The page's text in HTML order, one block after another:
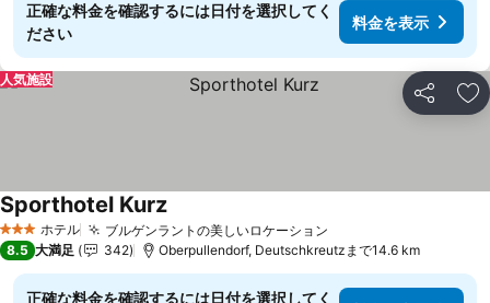
正確な料金を確認するには日付を選択してく
ださい
料金を表示
シェア お
人気施設
3 ホテルのランク
ホテル ブルゲンラントの美しいロケーション
Sporthotel Kurz料金を表示
8.5 大満足 342 Oberpullendorf, Deutschkreutzまで14.6 km
正確な料金を確認するには日付を選択してく